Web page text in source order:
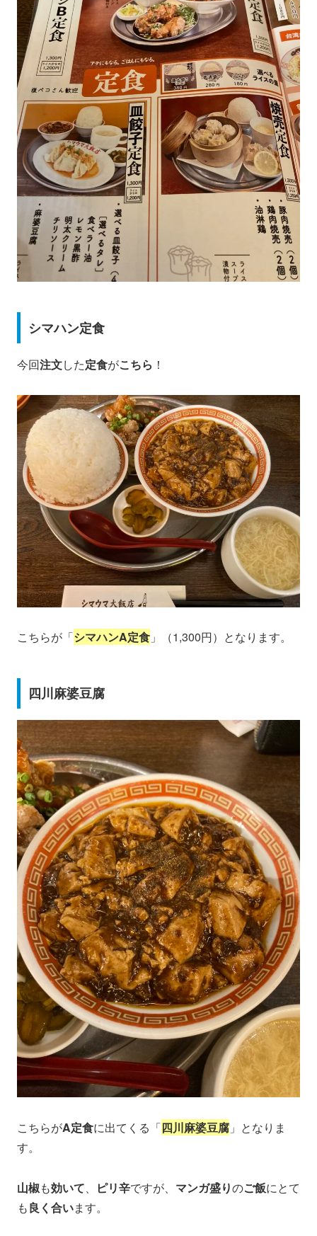
シマハン定食
今回注文した定食がこちら ！
こちらが「シマハンA定食 」（1,300円）となります。
四川麻婆豆腐
こちらがA定食に出てくる「四川麻婆豆腐 」となりま
す。
山椒も効いて、 ピリ辛ですが、 マンガ盛りのご飯にとて
も良く合います。